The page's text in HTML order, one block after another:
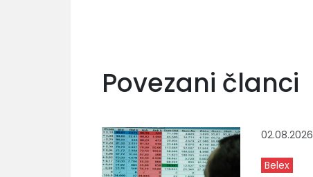
Povezani članci
02.08.2026
Belex